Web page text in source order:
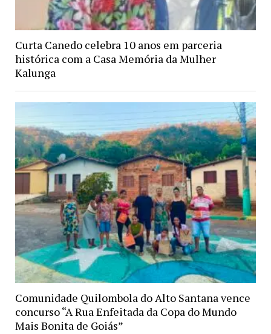
Curta Canedo celebra 10 anos em parceria
histórica com a Casa Memória da Mulher
Kalunga
Comunidade Quilombola do Alto Santana vence
concurso “A Rua Enfeitada da Copa do Mundo
Mais Bonita de Goiás”